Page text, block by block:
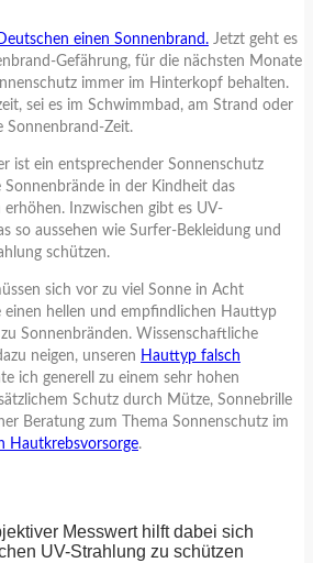
einen Sonnenbrand. Jetzt geht es
Gefährung, für die nächsten Monate
immer im Hinterkopf behalten.
sei es im Schwimmbad, am Strand oder
Sonnenbrand-Zeit.
ist ein entsprechender Sonnenschutz
in der Kindheit das
Inzwischen gibt es UV-
so aussehen wie Surfer-Bekleidung und
schützen.
sich vor zu viel Sonne in Acht
einen hellen und empfindlichen Hauttyp
Sonnenbränden. Wissenschaftliche
neigen, unseren Hauttyp falsch
ich generell zu einem sehr hohen
Schutz durch Mütze, Sonnebrille
Beratung zum Thema Sonnenschutz im
Hautkrebsvorsorge.
Messwert hilft dabei sich
UV-Strahlung zu schützen